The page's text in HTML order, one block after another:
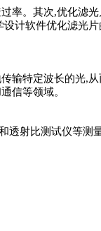
率。其次,优化滤
计软件优化滤光
输特定波长的光,
信等领域。
透射比测试仪等测